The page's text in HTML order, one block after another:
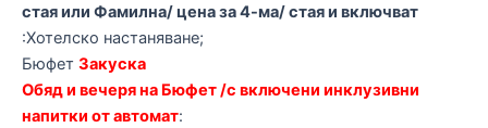
стая или Фамилна/ цена за 4-ма/ стая и включват
:Хотелско настаняване;
Бюфет Закуска
Обяд и вечеря на Бюфет /с включени инклузивни
напитки от автомат: